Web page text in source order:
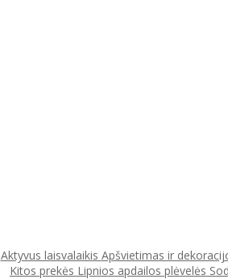
Aktyvus laisvalaikis Apšvietimas ir
Kitos prekės Lipnios apdailos plėvelės